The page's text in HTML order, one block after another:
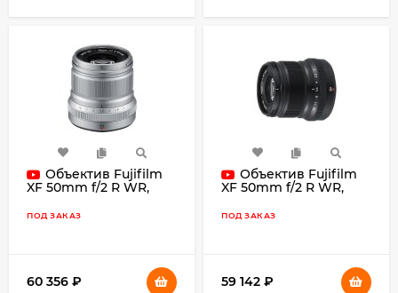
Объектив Fujifilm
XF 50mm f/2 R WR,
ПОД ЗАКАЗ
60 356
Объектив Fujifilm
XF 50mm f/2 R WR,
ПОД ЗАКАЗ
59 142